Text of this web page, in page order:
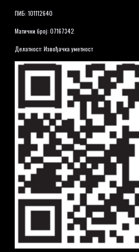
ПИБ: 101112640
Матични број: 07167342
Делатност: Извођачка уметност